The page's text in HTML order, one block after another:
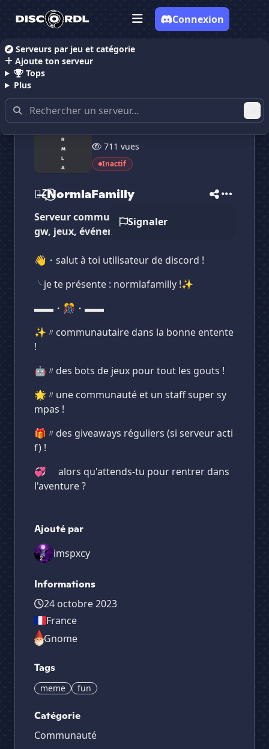
Serveurs par jeu et catégorie
Ajoute ton serveur
Tops
Plus
Connexion
Accueil Serveurs Discord Communauté
711 vues
Inactif
๖̶ζ͜͡NormlaFamilly
Signaler
Serveur communautaire français et chill !
gw, jeux, événements, bonne entente..
👋・salut à toi utilisateur de discord !
ㅤㅤ╰je te présente : normlafamilly !✨
▬▬・🎊・▬▬
✨〃communautaire dans la bonne entente
!
🤖〃des bots de jeux pour tout les gouts !
🌟〃une communauté et un staff super sy
mpas !
🎁〃des giveaways réguliers (si serveur acti
f) !
💞 ゝalors qu'attends-tu pour rentrer dans
l'aventure ?
Ajouté par
imspxcy
Informations
24 octobre 2023
France
Gnome
Tags
meme fun
Catégorie
Communauté
Vote pour๖̶ζ͜͡NormlaFamilly
๖̶ζ͜͡NormlaFamilly
serveur ?
Supprimer
๖̶ζ͜͡NormlaFamilly